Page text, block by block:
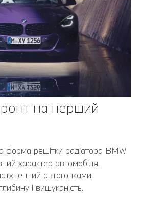
на перший
форма решітки радіатора BMW
характер автомобіля.
автогонками,
і вишуканість.